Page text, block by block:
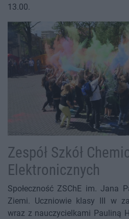
13.00.
Zespół Szkół
Elektronicznych
Społeczność ZSChE im. Jana
Ziemi. Uczniowie klasy III w
wraz z nauczycielkami Pauliną